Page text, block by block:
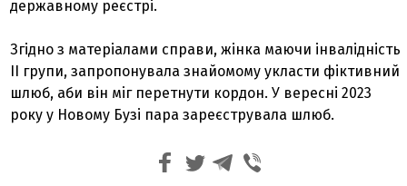
державному реєстрі.
Згідно з матеріалами справи, жінка маючи інвалідність
II групи, запропонувала знайомому укласти фіктивний
шлюб, аби він міг перетнути кордон. У вересні 2023
року у Новому Бузі пара зареєструвала шлюб.